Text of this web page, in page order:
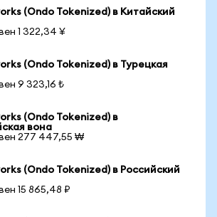
(Ondo Tokenized) в Китайский
1 322,34 ¥
(Ondo Tokenized) в Турецкая
9 323,16 ₺
(Ondo Tokenized) в
вона
277 447,55 ₩
(Ondo Tokenized) в Российский
15 865,48 ₽